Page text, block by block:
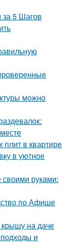
за 5 Шагов
можно
плит в квартире
в уютное
своими руками:
по Афише
крышу на даче
и